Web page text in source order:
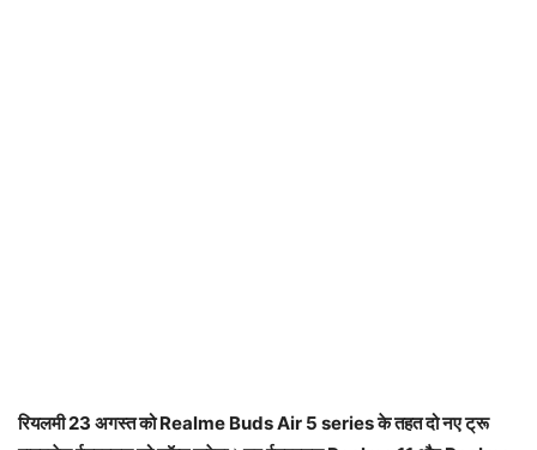
रियलमी 23 अगस्त को Realme Buds Air 5 series के तहत दो नए ट्रू